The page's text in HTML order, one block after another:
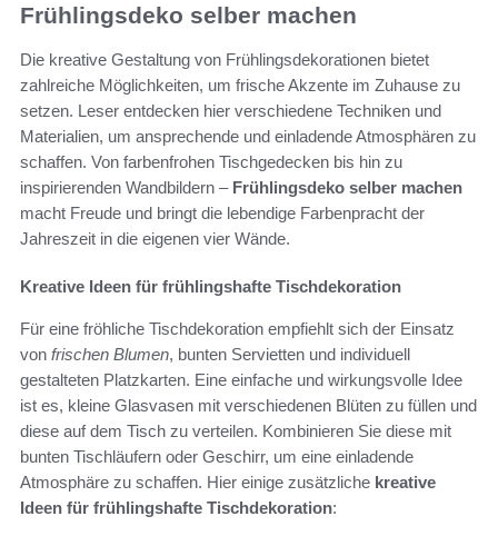
Frühlingsdeko selber machen
Die kreative Gestaltung von Frühlingsdekorationen bietet
zahlreiche Möglichkeiten, um frische Akzente im Zuhause zu
setzen. Leser entdecken hier verschiedene Techniken und
Materialien, um ansprechende und einladende Atmosphären zu
schaffen. Von farbenfrohen Tischgedecken bis hin zu
inspirierenden Wandbildern – Frühlingsdeko selber machen
macht Freude und bringt die lebendige Farbenpracht der
Jahreszeit in die eigenen vier Wände.
Kreative Ideen für frühlingshafte Tischdekoration
Für eine fröhliche Tischdekoration empfiehlt sich der Einsatz
von frischen Blumen, bunten Servietten und individuell
gestalteten Platzkarten. Eine einfache und wirkungsvolle Idee
ist es, kleine Glasvasen mit verschiedenen Blüten zu füllen und
diese auf dem Tisch zu verteilen. Kombinieren Sie diese mit
bunten Tischläufern oder Geschirr, um eine einladende
Atmosphäre zu schaffen. Hier einige zusätzliche kreative
Ideen für frühlingshafte Tischdekoration: